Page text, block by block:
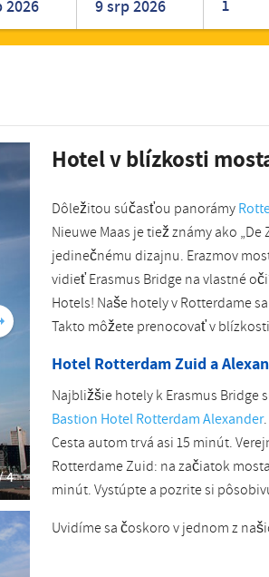
Turkish
1
Hotel v blízkosti
Dôležitou súčasťou panorámy
Nieuwe Maas je tiež známy ako
jedinečnému dizajnu. Erazmov
vidieť Erasmus Bridge na vlastné
Hotels! Naše hotely v Rotterdame
Takto môžete prenocovať v
Hotel Rotterdam Zuid a
Najbližšie hotely k Erasmus Bridge
Bastion Hotel Rotterdam Alexander
Cesta autom trvá asi 15 minút.
Rotterdame Zuid: na začiatok
minút. Vystúpte a pozrite si
Uvidíme sa čoskoro v jednom z
4